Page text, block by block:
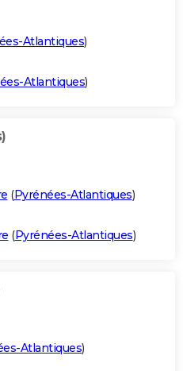
Atlantiques)
Atlantiques)
(Pyrénées-Atlantiques)
(Pyrénées-Atlantiques)
Atlantiques)